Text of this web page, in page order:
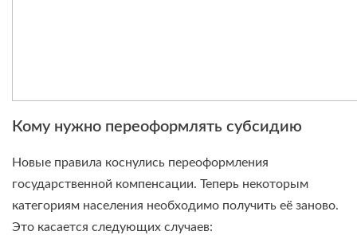
Кому нужно переоформлять субсидию
Новые правила коснулись переоформления
государственной компенсации. Теперь некоторым
категориям населения необходимо получить её заново.
Это касается следующих случаев: